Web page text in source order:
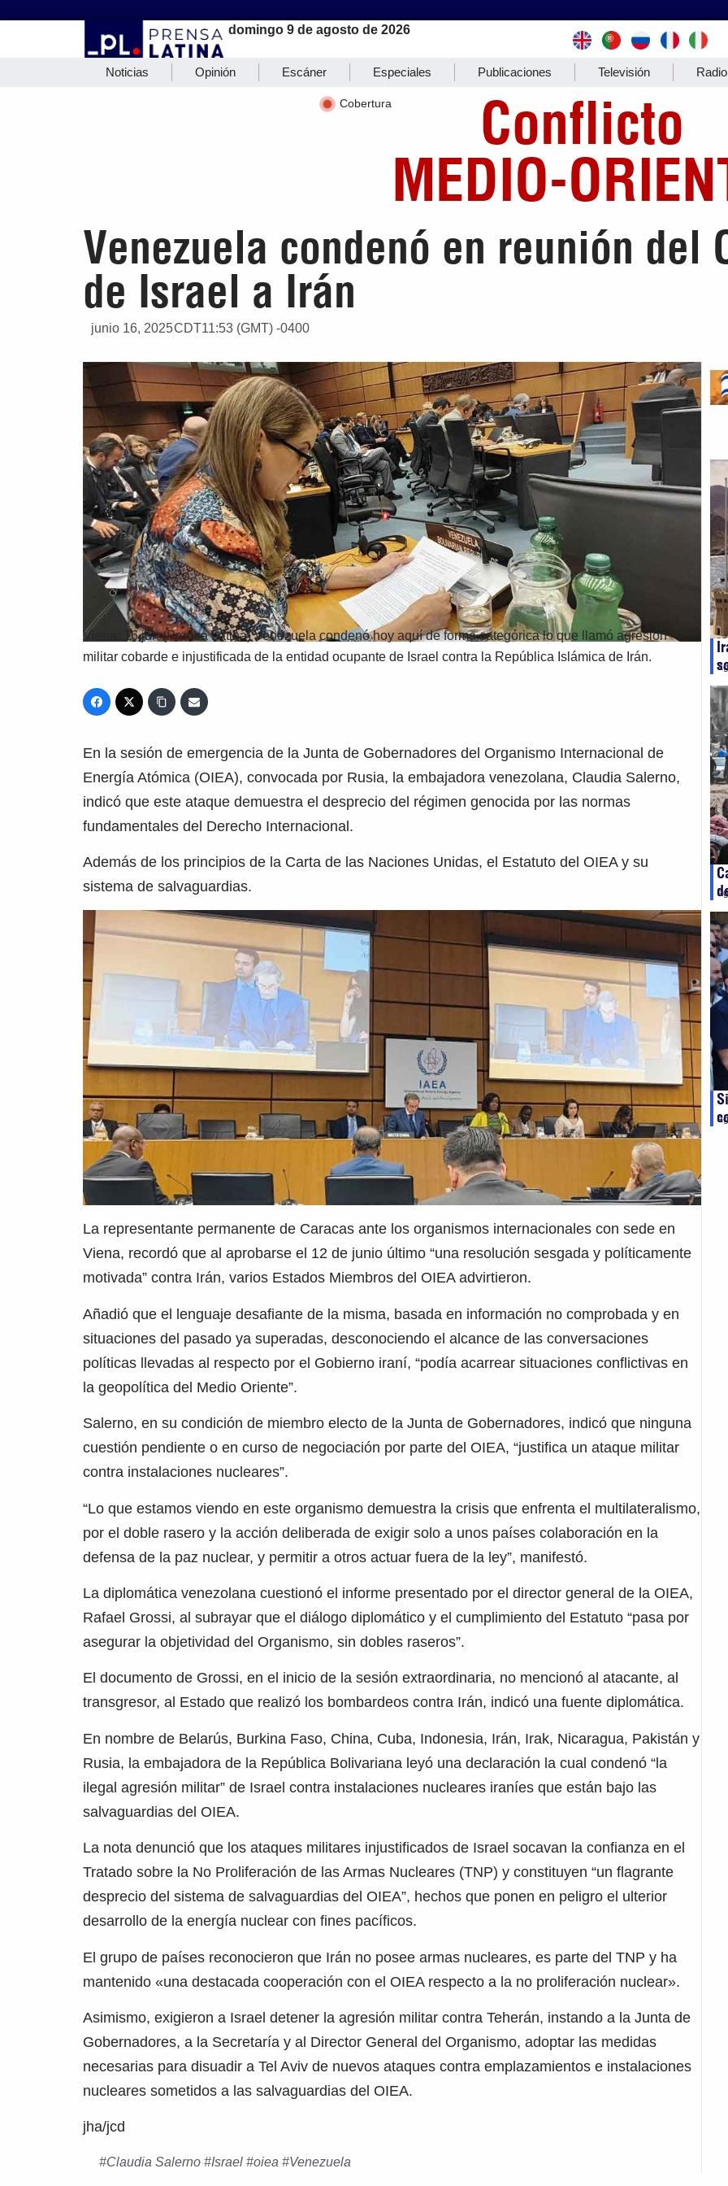
domingo 9 de agosto de 2026
Noticias Opinión Escáner Especiales Publicaciones Televisión Radio
Cobertura
Conflicto
MEDIO-
Venezuela condenó en reunión del
de Israel a Irán
junio 16, 2025CDT11:53 (GMT) -0400
Viena, 16 jun (Prensa Latina) Venezuela condenó hoy aquí de forma categórica lo que llamó agresión
militar cobarde e injustificada de la entidad ocupante de Israel contra la República Islámica de Irán.
En la sesión de emergencia de la Junta de Gobernadores del Organismo Internacional de
Energía Atómica (OIEA), convocada por Rusia, la embajadora venezolana, Claudia Salerno,
indicó que este ataque demuestra el desprecio del régimen genocida por las normas
fundamentales del Derecho Internacional.
Además de los principios de la Carta de las Naciones Unidas, el Estatuto del OIEA y su
sistema de salvaguardias.
La representante permanente de Caracas ante los organismos internacionales con sede en
Viena, recordó que al aprobarse el 12 de junio último “una resolución sesgada y políticamente
motivada” contra Irán, varios Estados Miembros del OIEA advirtieron.
Añadió que el lenguaje desafiante de la misma, basada en información no comprobada y en
situaciones del pasado ya superadas, desconociendo el alcance de las conversaciones
políticas llevadas al respecto por el Gobierno iraní, “podía acarrear situaciones conflictivas en
la geopolítica del Medio Oriente”.
Salerno, en su condición de miembro electo de la Junta de Gobernadores, indicó que ninguna
cuestión pendiente o en curso de negociación por parte del OIEA, “justifica un ataque militar
contra instalaciones nucleares”.
“Lo que estamos viendo en este organismo demuestra la crisis que enfrenta el multilateralismo,
por el doble rasero y la acción deliberada de exigir solo a unos países colaboración en la
defensa de la paz nuclear, y permitir a otros actuar fuera de la ley”, manifestó.
La diplomática venezolana cuestionó el informe presentado por el director general de la OIEA,
Rafael Grossi, al subrayar que el diálogo diplomático y el cumplimiento del Estatuto “pasa por
asegurar la objetividad del Organismo, sin dobles raseros”.
El documento de Grossi, en el inicio de la sesión extraordinaria, no mencionó al atacante, al
transgresor, al Estado que realizó los bombardeos contra Irán, indicó una fuente diplomática.
En nombre de Belarús, Burkina Faso, China, Cuba, Indonesia, Irán, Irak, Nicaragua, Pakistán y
Rusia, la embajadora de la República Bolivariana leyó una declaración la cual condenó “la
ilegal agresión militar” de Israel contra instalaciones nucleares iraníes que están bajo las
salvaguardias del OIEA.
La nota denunció que los ataques militares injustificados de Israel socavan la confianza en el
Tratado sobre la No Proliferación de las Armas Nucleares (TNP) y constituyen “un flagrante
desprecio del sistema de salvaguardias del OIEA”, hechos que ponen en peligro el ulterior
desarrollo de la energía nuclear con fines pacíficos.
El grupo de países reconocieron que Irán no posee armas nucleares, es parte del TNP y ha
mantenido «una destacada cooperación con el OIEA respecto a la no proliferación nuclear».
Asimismo, exigieron a Israel detener la agresión militar contra Teherán, instando a la Junta de
Gobernadores, a la Secretaría y al Director General del Organismo, adoptar las medidas
necesarias para disuadir a Tel Aviv de nuevos ataques contra emplazamientos e instalaciones
nucleares sometidos a las salvaguardias del OIEA.
jha/jcd
#Claudia Salerno #Israel #oiea #Venezuela